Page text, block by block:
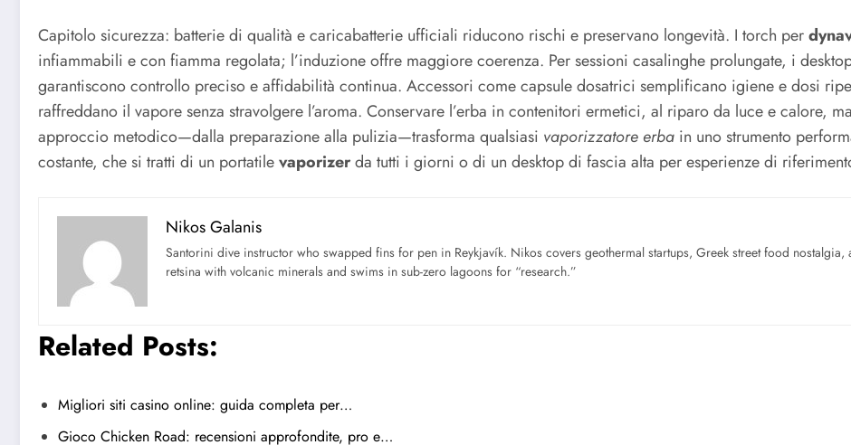
Capitolo sicurezza: batterie di qualità e caricabatterie ufficiali riducono rischi e preservano longevità. I torch per
infiammabili e con fiamma regolata; l’induzione offre maggiore coerenza. Per sessioni casalinghe prolungate, i
garantiscono controllo preciso e affidabilità continua. Accessori come capsule dosatrici semplificano igiene e dosi
raffreddano il vapore senza stravolgere l’aroma. Conservare l’erba in contenitori ermetici, al riparo da luce e calore,
approccio metodico—dalla preparazione alla pulizia—trasforma qualsiasi vaporizzatore erba in uno strumento
costante, che si tratti di un portatilevaporizerda tutti i giorni o di un desktop di fascia alta per esperienze di
Nikos Galanis
Santorini dive instructor who swapped fins for pen in Reykjavík. Nikos covers geothermal startups, Greek street food
retsina with volcanic minerals and swims in sub-zero lagoons for “research.”
Related Posts:
Migliori siti casino online: guida completa per…
Gioco Chicken Road: recensioni approfondite, pro e…